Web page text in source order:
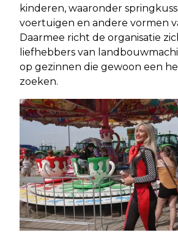
kinderen, waaronder
voertuigen en andere vormen
Daarmee richt de organisatie
liefhebbers van
op gezinnen die gewoon een
zoeken.